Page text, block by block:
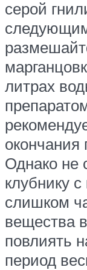
серой
литрах
окончания
Однако не
клубнику
слишком
вещества
повлиять
период